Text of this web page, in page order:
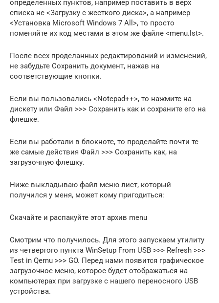
определенных пунктов, например поставить в верх
списка не <Загрузку с жесткого диска>, а например
<Установка Microsoft Windows 7 All>, то просто
поменяйте их код местами в этом же файле <menu.lst>.
После всех проделанных редактирований и изменений,
не забудьте Сохранить документ, нажав на
соответствующие кнопки.
Если вы пользовались <Notepad++>, то нажмите на
дискету или Файл >>> Сохранить как и сохраните его на
флешке.
Если вы работали в блокноте, то проделайте почти те
же самые действия Файл >>> Сохранить как, на
загрузочную флешку.
Ниже выкладываю файл меню лист, который
получился у меня, может кому пригодиться:
Cкачайте и распакуйте этот архив menu
Смотрим что получилось. Для этого запускаем утилиту
из четвертого пункта WinSetup From USB >>> Refresh >>>
Test in Qemu >>> GO. Перед нами появится графическое
загрузочное меню, которое будет отображаться на
компьютерах при загрузке с нашего переносного USB
устройства.